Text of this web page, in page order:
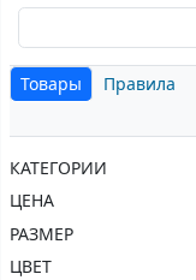
Товары Правила
КАТЕГОРИИ
ЦЕНА
РАЗМЕР
ЦВЕТ